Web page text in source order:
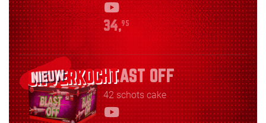
34,95
NIEUW BLAST OFF
42 schots cake